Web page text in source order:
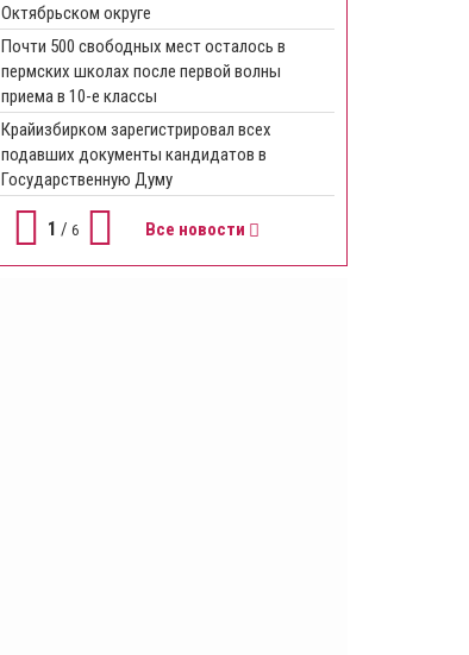
Октябрьском округе
Почти 500 свободных мест осталось в
пермских школах после первой волны
приема в 10-е классы
Крайизбирком зарегистрировал всех
подавших документы кандидатов в
Государственную Думу
1 / 6 Все новости